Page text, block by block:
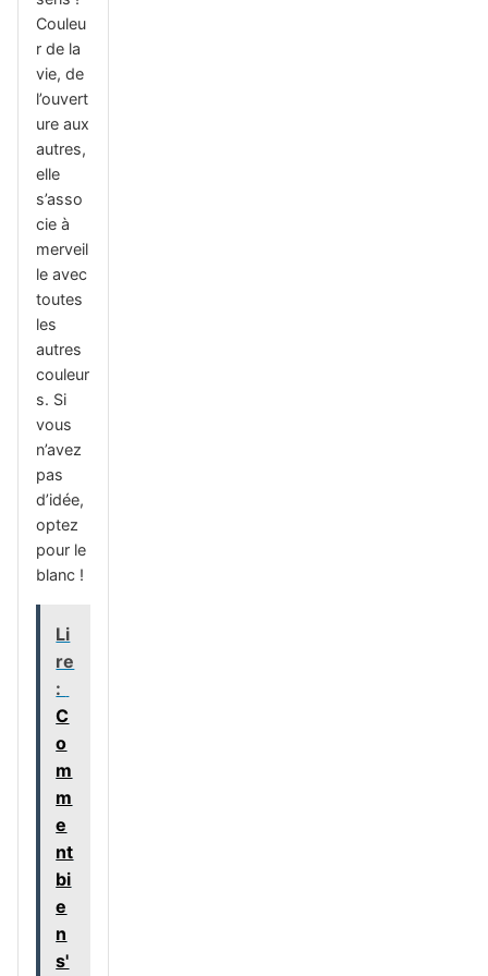
Couleu
r de la
vie, de
l’ouvert
ure aux
autres,
elle
s’asso
cie à
merveil
le avec
toutes
les
autres
couleur
s. Si
vous
n’avez
pas
d’idée,
optez
pour le
blanc !
Li
re
:
C
o
m
m
e
nt
bi
e
n
s'